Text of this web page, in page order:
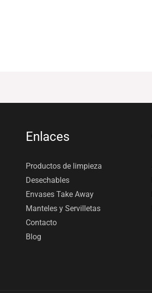
Enlaces
Productos de limpieza
Desechables
Envases Take Away
Manteles y Servilletas
Contacto
Blog